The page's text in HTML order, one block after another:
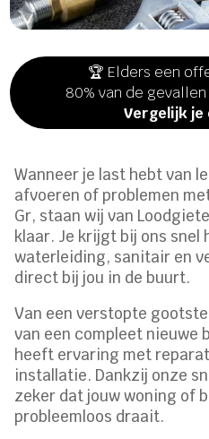
🏆 Elders een
80% van de
Vergelijk
Wanneer je last hebt van
afvoeren of problemen
Gr, staan wij van
klaar. Je krijgt bij ons snel
waterleiding, sanitair en
direct bij jou in de buurt.
Van een verstopte
van een compleet nieuwe
heeft ervaring met
installatie. Dankzij onze
zeker dat jouw woning of
probleemloos draait.